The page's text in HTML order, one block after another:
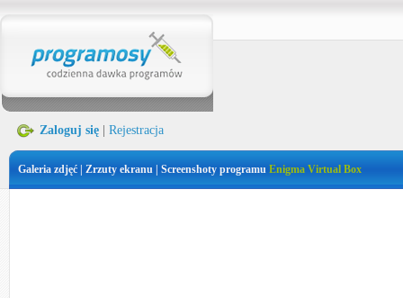
Zaloguj się Rejestracja
Galeria zdjęć | Zrzuty ekranu | Screenshoty programu Enigma Virtual Box